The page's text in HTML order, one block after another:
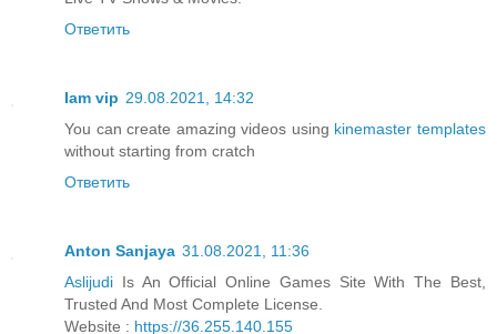
Ответить
Iam vip 29.08.2021, 14:32
You can create amazing videos using kinemaster templates
without starting from cratch
Ответить
Anton Sanjaya 31.08.2021, 11:36
Aslijudi Is An Official Online Games Site With The Best,
Trusted And Most Complete License.
Website : https://36.255.140.155